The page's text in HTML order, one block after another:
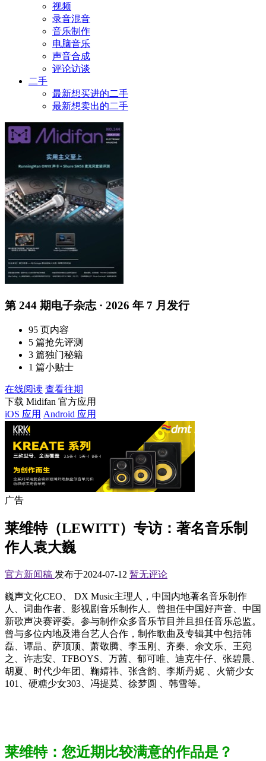
视频
录音混音
音乐制作
电脑音乐
声音合成
评论访谈
二手
最新想买进的二手
最新想卖出的二手
第 244 期电子杂志 · 2026 年 7 月发行
95 页内容
5 篇抢先评测
3 篇独门秘籍
1 篇小贴士
在线阅读 查看往期
下载 Midifan 官方应用
iOS 应用 Android 应用
广告
莱维特（LEWITT）专访：著名音乐制
作人袁大巍
官方新闻稿 发布于2024-07-12 暂无评论
巍声⽂化CEO、 DX Music主理⼈，中国内地著名⾳乐制作
⼈、词曲作者、影视剧⾳乐制作⼈。曾担任中国好声⾳、中国
新歌声决赛评委。参与制作众多⾳乐节⽬并且担任⾳乐总监。
曾与多位内地及港台艺⼈合作，制作歌曲及专辑其中包括韩
磊、谭晶、萨顶顶、萧敬腾、李⽟刚、齐秦、余⽂乐、王宛
之、许志安、TFBOYS、万茜、郁可唯、迪克⽜仔、张碧晨、
胡夏、时代少年团、鞠婧祎、张含韵、李斯丹妮 、⽕箭少女
101、硬糖少女303、冯提莫、徐梦圆 、韩雪等。
莱维特：您近期比较满意的作品是？